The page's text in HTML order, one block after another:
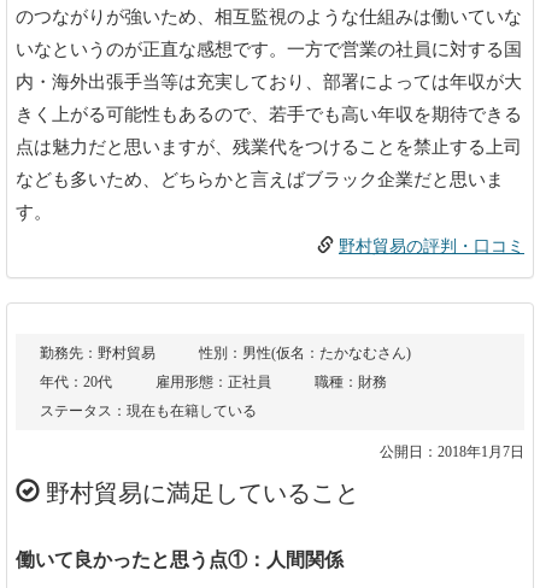
のつながりが強いため、相互監視のような仕組みは働いていな
いなというのが正直な感想です。一方で営業の社員に対する国
内・海外出張手当等は充実しており、部署によっては年収が大
きく上がる可能性もあるので、若手でも高い年収を期待できる
点は魅力だと思いますが、残業代をつけることを禁止する上司
なども多いため、どちらかと言えばブラック企業だと思いま
す。
野村貿易の評判・口コミ
勤務先：野村貿易
性別：男性(仮名：たかなむさん)
年代：20代
雇用形態：正社員
職種：財務
ステータス：現在も在籍している
公開日：2018年1月7日
野村貿易に満足していること
働いて良かったと思う点①：人間関係